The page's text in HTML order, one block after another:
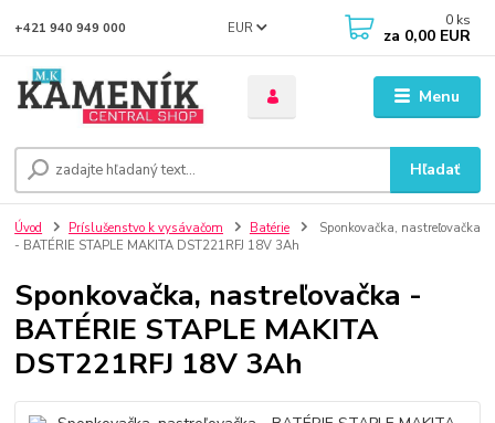
Menu
EUR
Hľadať
+421 940 949 000 0 ks
za 0,00 EUR
Úvod Príslušenstvo k vysávačom Batérie
Sponkovačka, nastreľovačka
- BATÉRIE STAPLE MAKITA DST221RFJ 18V 3Ah
Sponkovačka, nastreľovačka -
BATÉRIE STAPLE MAKITA
DST221RFJ 18V 3Ah